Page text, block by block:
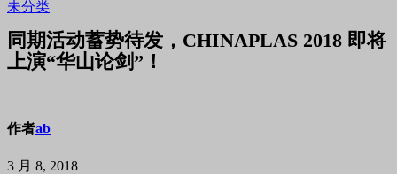
未分类
同期活动蓄势待发，CHINAPLAS 2018 即将
上演“华山论剑”！
作者ab
3 月 8, 2018